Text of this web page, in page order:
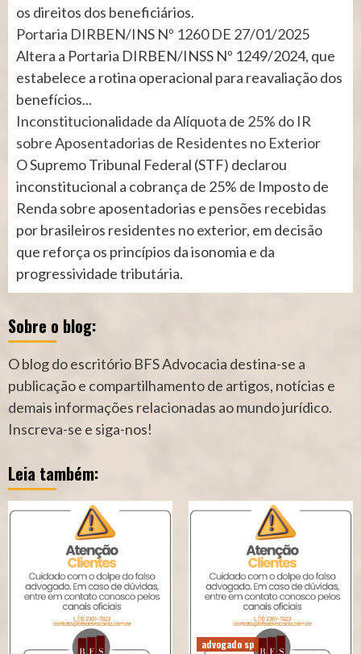
os direitos dos beneficiários.
Portaria DIRBEN/INS Nº 1260 DE 27/01/2025
Altera a Portaria DIRBEN/INSS Nº 1249/2024, que
estabelece a rotina operacional para reavaliação dos
benefícios...
Inconstitucionalidade da Alíquota de 25% do IR
sobre Aposentadorias de Residentes no Exterior
O Supremo Tribunal Federal (STF) declarou
inconstitucional a cobrança de 25% de Imposto de
Renda sobre aposentadorias e pensões recebidas
por brasileiros residentes no exterior, em decisão
que reforça os princípios da isonomia e da
progressividade tributária.
Sobre o blog:
O blog do escritório BFS Advocacia destina-se a
publicação e compartilhamento de artigos, notícias e
demais informações relacionadas ao mundo jurídico.
Inscreva-se e siga-nos!
Leia também:
advogado sp